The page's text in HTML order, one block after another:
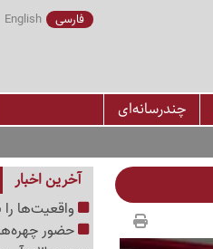
فارسی English
چندرسانه‌ای
آخرین اخبار
واقعیت‌ها
حضور